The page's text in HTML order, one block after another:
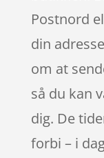
Postnord
din
om at
så du kan
dig. De
forbi – i